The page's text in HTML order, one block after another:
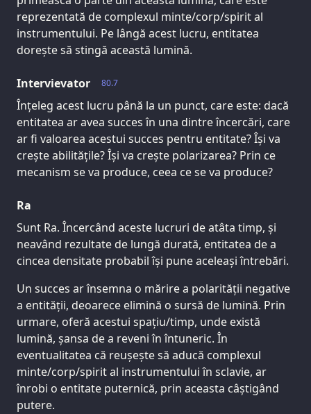
reprezentată de complexul minte/corp/spirit al
instrumentului. Pe lângă acest lucru, entitatea
dorește să stingă această lumină.
80.7
Intervievator
Înțeleg acest lucru până la un punct, care este: dacă
entitatea ar avea succes în una dintre încercări, care
ar fi valoarea acestui succes pentru entitate? Își va
crește abilitățile? Își va crește polarizarea? Prin ce
mecanism se va produce, ceea ce se va produce?
Ra
Sunt Ra. Încercând aceste lucruri de atâta timp, și
neavând rezultate de lungă durată, entitatea de a
cincea densitate probabil își pune aceleași întrebări.
Un succes ar însemna o mărire a polarității negative
a entității, deoarece elimină o sursă de lumină. Prin
urmare, oferă acestui spațiu/timp, unde există
lumină, șansa de a reveni în întuneric. În
eventualitatea că reușește să aducă complexul
minte/corp/spirit al instrumentului în sclavie, ar
înrobi o entitate puternică, prin aceasta câștigând
putere.